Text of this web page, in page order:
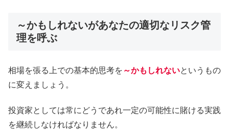
～かもしれないがあなたの適切なリスク管
理を呼ぶ
相場を張る上での基本的思考を ～かもしれないというもの
に変えましょう。
投資家としては常にどうであれ一定の可能性に賭ける実践
を継続しなければなりません。